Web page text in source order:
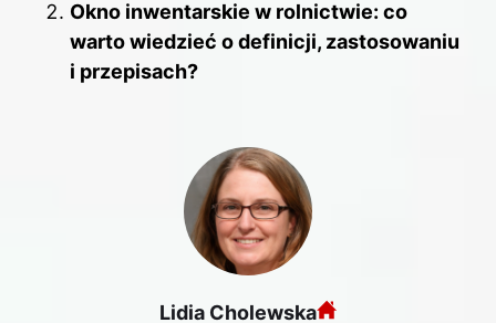
o
k
Okno inwentarskie w rolnictwie: co
warto wiedzieć o definicji, zastosowaniu
i przepisach?
Lidia Cholewska